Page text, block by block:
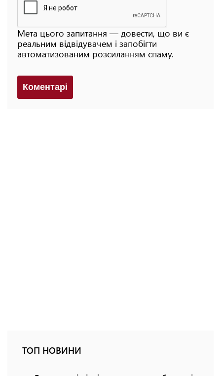
Мета цього запитання — довести, що ви є
реальним відвідувачем і запобігти
автоматизованим розсиланням спаму.
Коментарi
ТОП НОВИНИ